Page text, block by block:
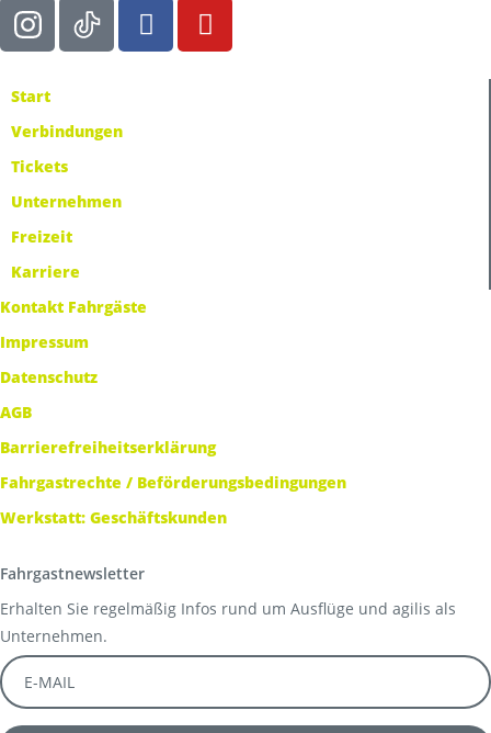
Start
Verbindungen
Tickets
Unternehmen
Freizeit
Karriere
Kontakt Fahrgäste
Impressum
Datenschutz
AGB
Barrierefreiheitserklärung
Fahrgastrechte / Beförderungsbedingungen
Werkstatt: Geschäftskunden
Fahrgastnewsletter
Erhalten Sie regelmäßig Infos rund um Ausflüge und agilis als
Unternehmen.